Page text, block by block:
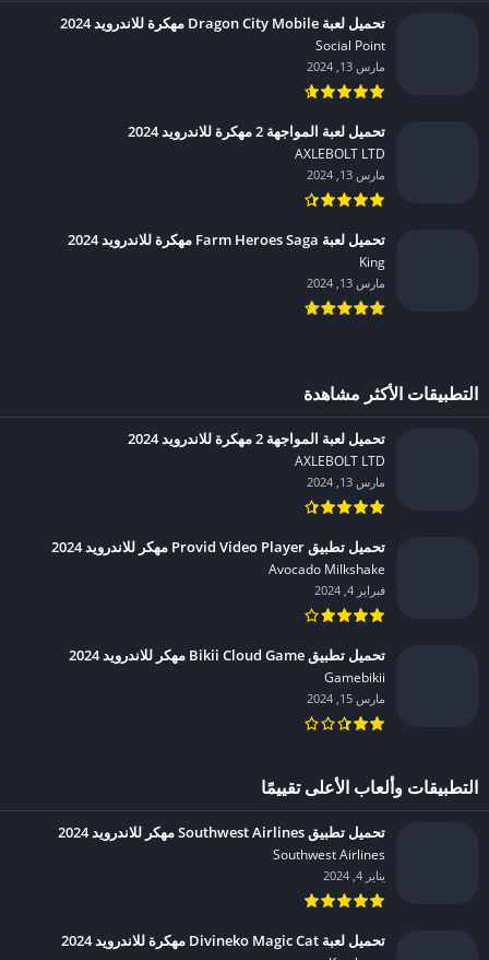
تحميل لعبة Dragon City Mobile مهكرة للاندرويد 2024
Social Point‏
مارس 13, 2024
تحميل لعبة المواجهة 2 مهكرة للاندرويد 2024
AXLEBOLT LTD‏
مارس 13, 2024
تحميل لعبة Farm Heroes Saga مهكرة للاندرويد 2024
King‏
مارس 13, 2024
التطبيقات الأكثر مشاهدة
تحميل لعبة المواجهة 2 مهكرة للاندرويد 2024
AXLEBOLT LTD‏
مارس 13, 2024
تحميل تطبيق Provid Video Player مهكر للاندرويد 2024
Avocado Milkshake‏
فبراير 4, 2024
تحميل تطبيق Bikii Cloud Game مهكر للاندرويد 2024
Gamebikii‏
مارس 15, 2024
التطبيقات وألعاب الأعلى تقييمًا
تحميل تطبيق Southwest Airlines مهكر للاندرويد 2024
Southwest Airlines‏
يناير 4, 2024
تحميل لعبة Divineko Magic Cat مهكرة للاندرويد 2024